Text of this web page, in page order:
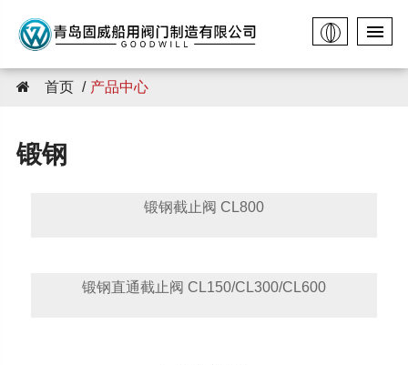
首页 产品中心
锻钢
锻钢截止阀 CL800
锻钢直通截止阀 CL150/CL300/CL600